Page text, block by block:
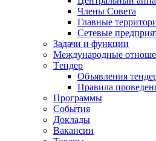
Члены Совета
Главные
Сетевые
Задачи и функции
Международные
Tендер
Объявления
Правила
Программы
Cобытия
Доклады
Вакансии